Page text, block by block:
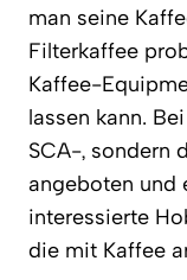
man seine
Filterkaffee
Kaffee-
lassen kann.
SCA-, sondern
angeboten und
interessierte
die mit Kaffee